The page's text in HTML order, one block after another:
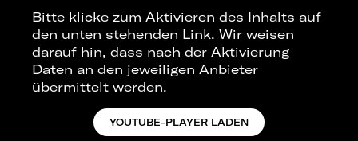
Bitte klicke zum Aktivieren des Inhalts auf
den unten stehenden Link. Wir weisen
darauf hin, dass nach der Aktivierung
Daten an den jeweiligen Anbieter
übermittelt werden.
YOUTUBE-PLAYER LADEN